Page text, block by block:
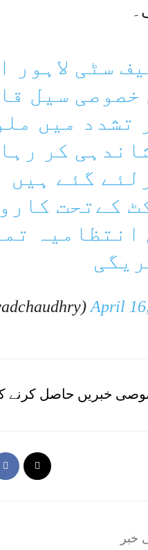
سٹی لاہور
خصوصی سیل
تشدد میں
کر
گئے ہیں
کےتحت
انتظامیہ
April
خبریں حاصل کرنے
خبر